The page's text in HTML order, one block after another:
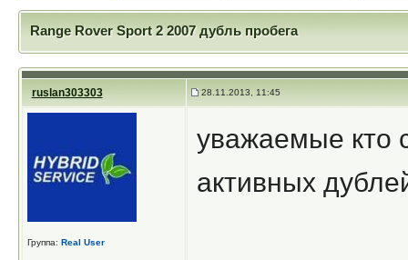
Range Rover Sport 2 2007 дубль пробега
ruslan303303 28.11.2013, 11:45
Группа: Real User
уважаемые кто
активных